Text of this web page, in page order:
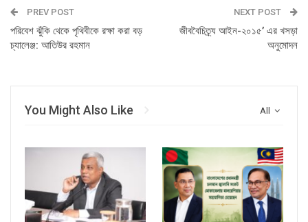
PREV POST
পরিবেশ ঝুঁকি থেকে পৃথিবীকে রক্ষা করা বড়
চ্যালেঞ্জ: আতিউর রহমান
NEXT POST
জীববৈচিত্র্য আইন-২০১৫’ এর খসড়া
অনুমোদন
All
You Might Also Like